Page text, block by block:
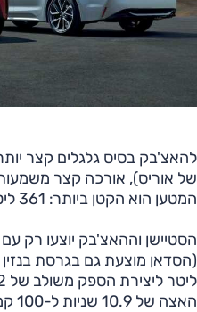
המטען הוא הקטן ביותר: 361 ליטר.
הסטיישן וההאצ'בק יוצעו רק